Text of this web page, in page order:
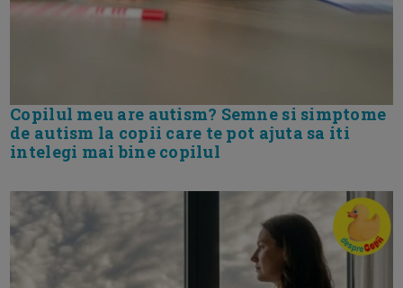
Copilul meu are autism? Semne si simptome
de autism la copii care te pot ajuta sa iti
intelegi mai bine copilul